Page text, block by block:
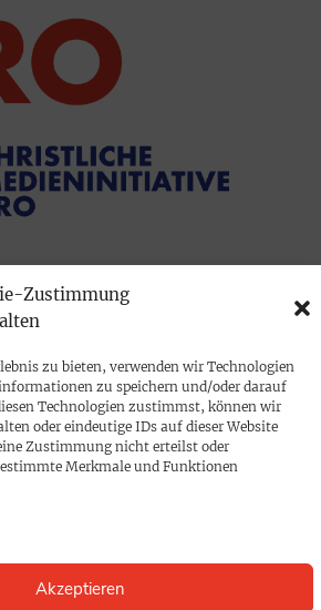
Zustimmung
zu bieten, verwenden wir Technologien
zu speichern und/oder darauf
Technologien zustimmst, können wir
oder eindeutige IDs auf dieser Website
Zustimmung nicht erteilst oder
Merkmale und Funktionen
Akzeptieren